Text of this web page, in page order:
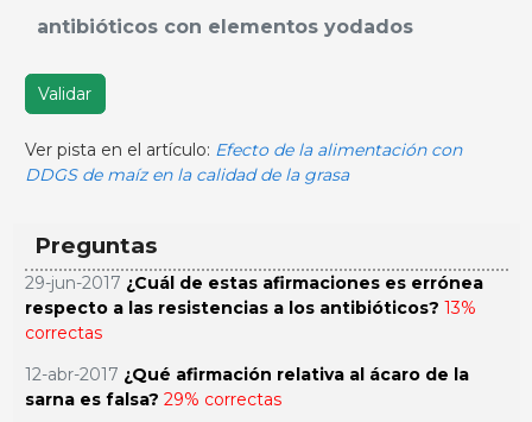
antibióticos con elementos yodados
Validar
Ver pista en el artículo: Efecto de la alimentación con
DDGS de maíz en la calidad de la grasa
Preguntas
29-jun-2017 ¿Cuál de estas afirmaciones es errónea
respecto a las resistencias a los antibióticos? 13%
correctas
12-abr-2017 ¿Qué afirmación relativa al ácaro de la
sarna es falsa? 29% correctas